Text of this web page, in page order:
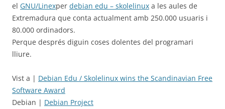
el GNU/Linexper debian edu – skolelinux a les aules de
Extremadura que conta actualment amb 250.000 usuaris i
80.000 ordinadors.
Perque després diguin coses dolentes del programari
lliure.
Vist a | Debian Edu / Skolelinux wins the Scandinavian Free
Software Award
Debian | Debian Project